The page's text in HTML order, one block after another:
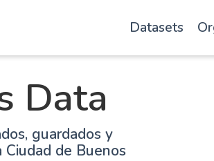
Datasets
Data
guardados y
de Buenos